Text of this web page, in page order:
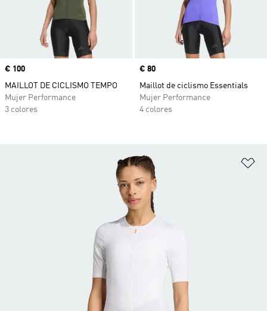
Precio
€ 100
MAILLOT DE CICLISMO TEMPO
Mujer Performance
3 colores
Precio
€ 80
Maillot de ciclismo Essentials
Mujer Performance
4 colores